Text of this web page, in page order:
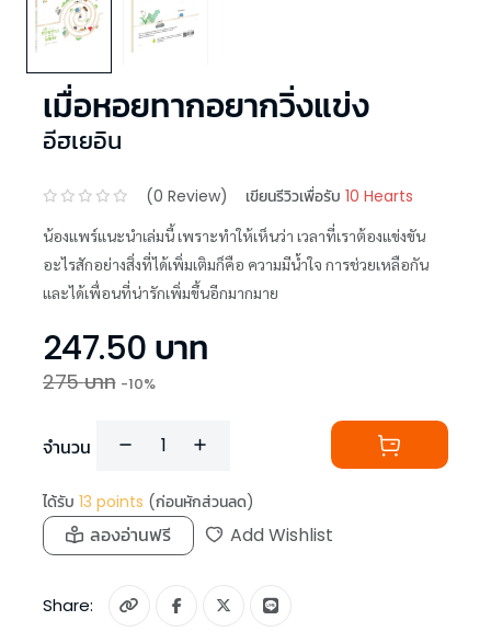
เมื่อหอยทากอยากวิ่งแข่ง
อีฮเยอิน
(0 Review) เขียนรีวิวเพื่อรับ 10 Hearts
น้องแพร์แนะนำเล่มนี้ เพราะทำให้เห็นว่า เวลาที่เราต้องแข่งขัน
อะไรสักอย่างสิ่งที่ได้เพิ่มเติมก็คือ ความมีน้ำใจ การช่วยเหลือกัน
และได้เพื่อนที่น่ารักเพิ่มขึ้นอีกมากมาย
247.50 บาท
275บาท -10%
จำนวน
ได้รับ 13 points (ก่อนหักส่วนลด)
ลองอ่านฟรี Add Wishlist
Share: